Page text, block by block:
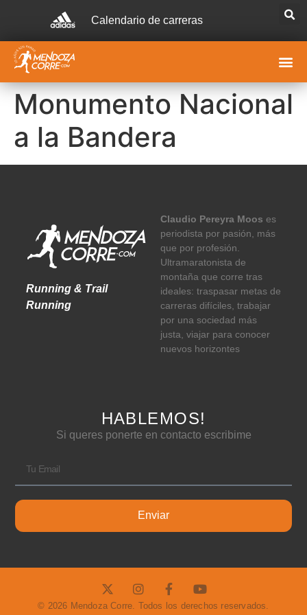
Calendario de carreras
Monumento Nacional
a la Bandera
Running & Trail
Running
Claudio Pereyra Moos es
periodista por pasión, más
que por profesión.
Ultramaratonista de
montaña que corre tras
ideales: traspasar metas de
carreras difíciles, trabajar
por una sociedad más
justa, viajar para conocer
nuevos horizontes
HABLEMOS!
Si queres ponerte en contacto escribime
Enviar
© 2026 Mendoza Corre. Todos los derechos reservados.